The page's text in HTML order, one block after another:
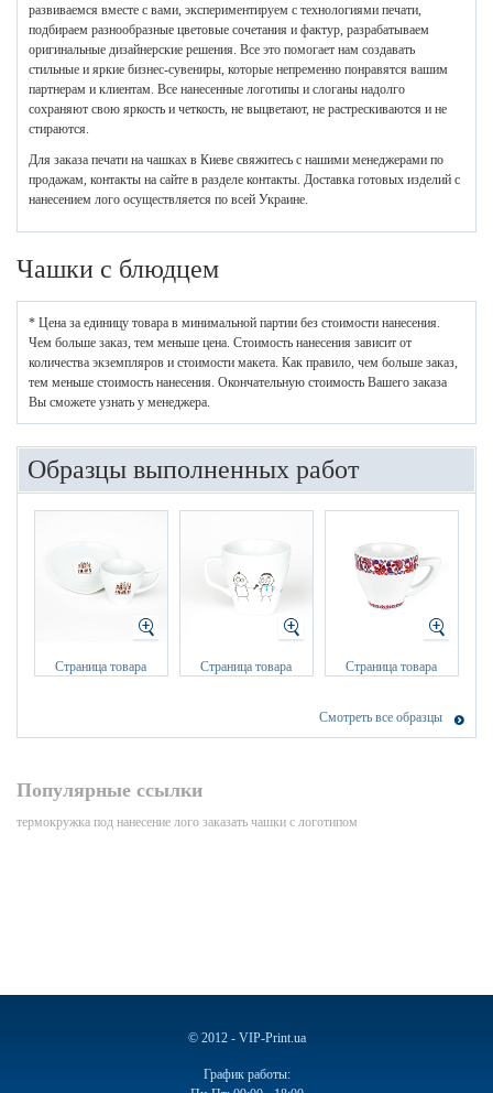
развиваемся вместе с вами, экспериментируем с технологиями печати,
подбираем разнообразные цветовые сочетания и фактур, разрабатываем
оригинальные дизайнерские решения. Все это помогает нам создавать
стильные и яркие бизнес-сувениры, которые непременно понравятся вашим
партнерам и клиентам. Все нанесенные логотипы и слоганы надолго
сохраняют свою яркость и четкость, не выцветают, не растрескиваются и не
стираются.
Для заказа печати на чашках в Киеве свяжитесь с нашими менеджерами по
продажам, контакты на сайте в разделе контакты. Доставка готовых изделий с
нанесением лого осуществляется по всей Украине.
Чашки с блюдцем
* Цена за единицу товара в минимальной партии без стоимости нанесения.
Чем больше заказ, тем меньше цена. Стоимость нанесения зависит от
количества экземпляров и стоимости макета. Как правило, чем больше заказ,
тем меньше стоимость нанесения. Окончательную стоимость Вашего заказа
Вы сможете узнать у менеджера.
Образцы выполненных работ
Страница товара Страница товара Страница товара
Смотреть все образцы
Популярные ссылки
термокружка под нанесение лого заказать чашки с логотипом
© 2012 - VIP-Print.ua
График работы: